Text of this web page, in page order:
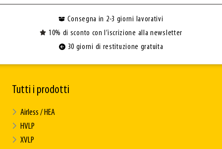
Consegna in 2-3 giorni lavorativi
10% di sconto con l’iscrizione alla newsletter
30 giorni di restituzione gratuita
Tutti i prodotti
Airless / HEA
HVLP
XVLP